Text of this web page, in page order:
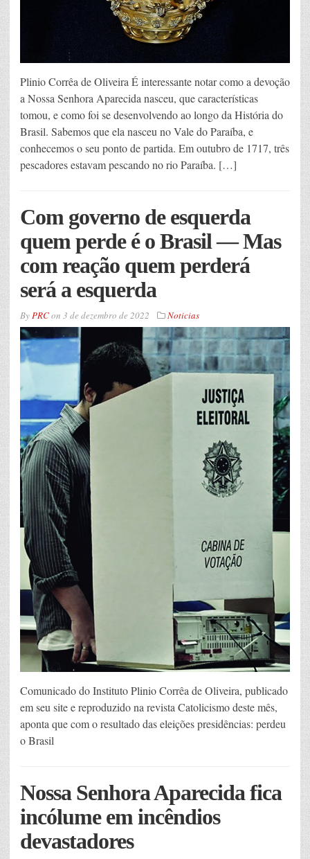
Plinio Corrêa de Oliveira É interessante notar como a devoção
a Nossa Senhora Aparecida nasceu, que características
tomou, e como foi se desenvolvendo ao longo da História do
Brasil. Sabemos que ela nasceu no Vale do Paraíba, e
conhecemos o seu ponto de partida. Em outubro de 1717, três
pescadores estavam pescando no rio Paraíba. […]
Com governo de esquerda
quem perde é o Brasil — Mas
com reação quem perderá
será a esquerda
ByPRCon 3 de dezembro de 2022 Noticias
Comunicado do Instituto Plinio Corrêa de Oliveira, publicado
em seu site e reproduzido na revista Catolicismo deste mês,
aponta que com o resultado das eleições presidências: perdeu
o Brasil
Nossa Senhora Aparecida fica
incólume em incêndios
devastadores